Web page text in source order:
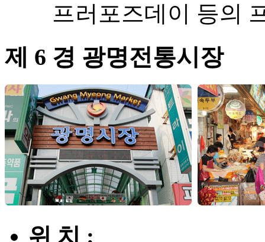
프러포즈데이 등의
제 6 경 광명전통시장
위 치 :